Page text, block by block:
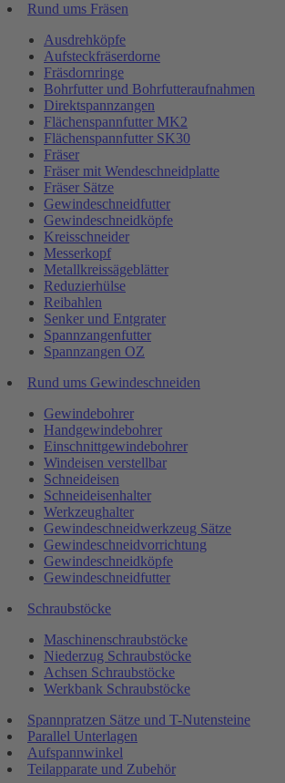
Rund ums Fräsen
Ausdrehköpfe
Aufsteckfräserdorne
Fräsdornringe
Bohrfutter und Bohrfutteraufnahmen
Direktspannzangen
Flächenspannfutter MK2
Flächenspannfutter SK30
Fräser
Fräser mit Wendeschneidplatte
Fräser Sätze
Gewindeschneidfutter
Gewindeschneidköpfe
Kreisschneider
Messerkopf
Metallkreissägeblätter
Reduzierhülse
Reibahlen
Senker und Entgrater
Spannzangenfutter
Spannzangen OZ
Rund ums Gewindeschneiden
Gewindebohrer
Handgewindebohrer
Einschnittgewindebohrer
Windeisen verstellbar
Schneideisen
Schneideisenhalter
Werkzeughalter
Gewindeschneidwerkzeug Sätze
Gewindeschneidvorrichtung
Gewindeschneidköpfe
Gewindeschneidfutter
Schraubstöcke
Maschinenschraubstöcke
Niederzug Schraubstöcke
Achsen Schraubstöcke
Werkbank Schraubstöcke
Spannpratzen Sätze und T-Nutensteine
Parallel Unterlagen
Aufspannwinkel
Teilapparate und Zubehör